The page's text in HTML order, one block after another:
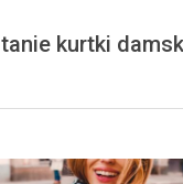
tanie kurtki